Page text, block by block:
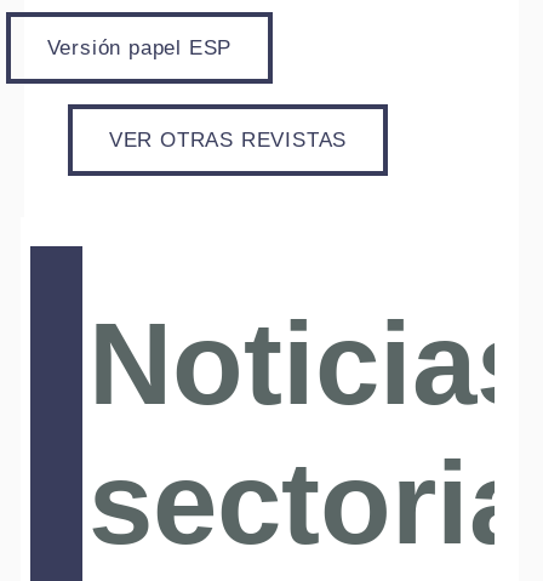
Versión papel ESP
VER OTRAS REVISTAS
Noticias